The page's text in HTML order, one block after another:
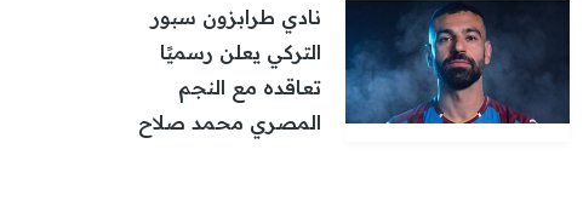
نادي طرابزون سبور
التركي يعلن رسميًا
تعاقده مع النجم
المصري محمد صلاح